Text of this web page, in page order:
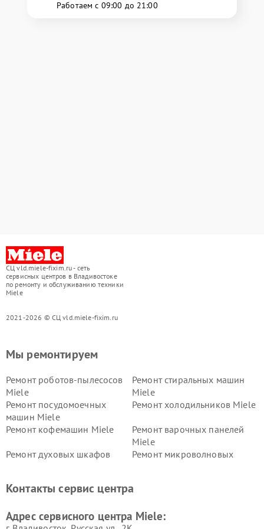
Работаем с 09:00 до 21:00
СЦ vld.miele-fixim.ru - сеть
сервисных центров в Владивостоке
по ремонту и обслуживанию техники
Miele
2021-2026 © СЦ vld.miele-fixim.ru
Мы ремонтируем
Ремонт роботов-пылесосов
Miele
Ремонт стиральных машин
Miele
Ремонт посудомоечных
машин Miele
Ремонт холодильников Miele
Ремонт кофемашин Miele
Ремонт варочных панелей
Miele
Ремонт духовых шкафов
Ремонт микроволновых
Miele
Miele
пылесосов Miele
Контакты сервис центра
Адрес сервисного центра Miele: